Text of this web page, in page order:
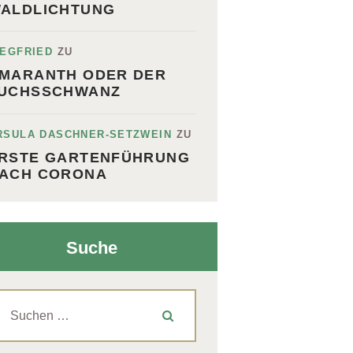
ZU
ODER DER
DASCHNER-SETZWEIN ZU
GARTENFÜHRUNG
CORONA
Suche